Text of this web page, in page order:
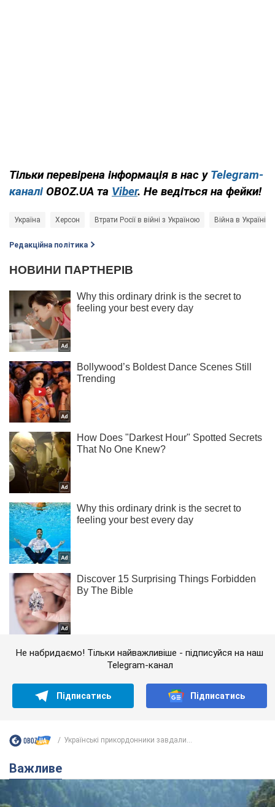
Тільки перевірена інформація в нас у Telegram-
каналі OBOZ.UA та Viber. Не ведіться на фейки!
Україна Херсон Втрати Росії в війні з Україною Війна в Україні
Редакційна політика
Не набридаємо! Тільки найважливіше - підписуйся на наш
Telegram-канал
Підписатись Підписатись
Українські прикордонники завдали...
Важливе